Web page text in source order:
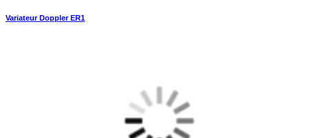
Variateur Doppler ER1